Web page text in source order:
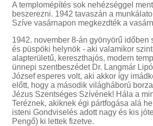
A templomépítés sok nehézséggel
beszerezni. 1942 tavaszán a
Szíve vasárnapon megkezdték a
1942. november 8-án gyönyörű
és püspöki helynök - aki valamikor
alapterületű, kereszthajós, modern
ünnepi szentbeszédet Dr. Langmár
József esperes volt, aki akkor így
előtt, hogy a második világháború
Jézus Szentséges Szívének! Hála a
Teréznek, akiknek égi pártfogása alá
isteni Gondviselés adott nagy és kis
Pengő) ki lettek fizetve.